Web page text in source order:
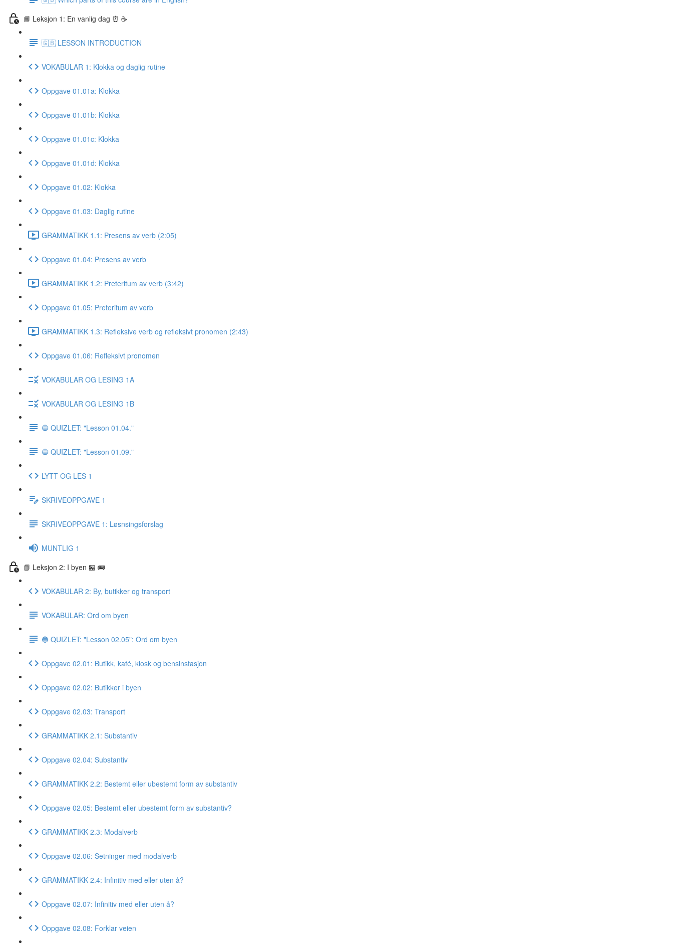
📘 Leksjon 1: En vanlig dag ⏰ ☕️
🇬🇧 LESSON INTRODUCTION
VOKABULAR 1: Klokka og daglig rutine
Oppgave 01.01a: Klokka
Oppgave 01.01b: Klokka
Oppgave 01.01c: Klokka
Oppgave 01.01d: Klokka
Oppgave 01.02: Klokka
Oppgave 01.03: Daglig rutine
GRAMMATIKK 1.1: Presens av verb (2:05)
Oppgave 01.04: Presens av verb
GRAMMATIKK 1.2: Preteritum av verb (3:42)
Oppgave 01.05: Preteritum av verb
GRAMMATIKK 1.3: Refleksive verb og refleksivt pronomen (2:43)
Oppgave 01.06: Refleksivt pronomen
VOKABULAR OG LESING 1A
VOKABULAR OG LESING 1B
🔵 QUIZLET: "Lesson 01.04."
🔵 QUIZLET: "Lesson 01.09."
LYTT OG LES 1
SKRIVEOPPGAVE 1
SKRIVEOPPGAVE 1: Løsnsingsforslag
MUNTLIG 1
📘 Leksjon 2: I byen 🏪 🚌
VOKABULAR 2: By, butikker og transport
VOKABULAR: Ord om byen
🔵 QUIZLET: "Lesson 02.05": Ord om byen
Oppgave 02.01: Butikk, kafé, kiosk og bensinstasjon
Oppgave 02.02: Butikker i byen
Oppgave 02.03: Transport
GRAMMATIKK 2.1: Substantiv
Oppgave 02.04: Substantiv
GRAMMATIKK 2.2: Bestemt eller ubestemt form av substantiv
Oppgave 02.05: Bestemt eller ubestemt form av substantiv?
GRAMMATIKK 2.3: Modalverb
Oppgave 02.06: Setninger med modalverb
GRAMMATIKK 2.4: Infinitiv med eller uten å?
Oppgave 02.07: Infinitiv med eller uten å?
Oppgave 02.08: Forklar veien